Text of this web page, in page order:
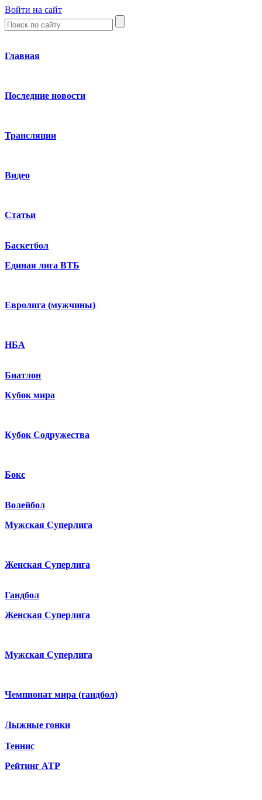
Войти на сайт
Главная
Последние новости
Трансляции
Видео
Статьи
Баскетбол
Единая лига ВТБ
Евролига (мужчины)
НБА
Биатлон
Кубок мира
Кубок Содружества
Бокс
Волейбол
Мужская Суперлига
Женская Суперлига
Гандбол
Женская Суперлига
Мужская Суперлига
Чемпионат мира (гандбол)
Лыжные гонки
Теннис
Рейтинг ATP